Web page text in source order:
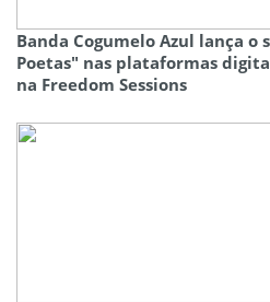
Banda Cogumelo Azul lança o
Poetas" nas plataformas
na Freedom Sessions